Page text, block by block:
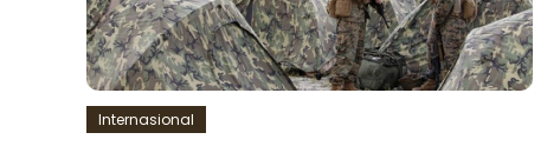
Internasional